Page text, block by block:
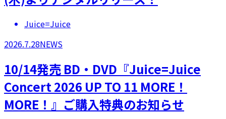
Juice=Juice
2026.7.28NEWS
10/14発売 BD・DVD『Juice=Juice
Concert 2026 UP TO 11 MORE！
MORE！』ご購入特典のお知らせ